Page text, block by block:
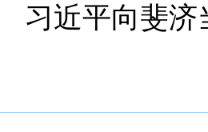
习近平向斐